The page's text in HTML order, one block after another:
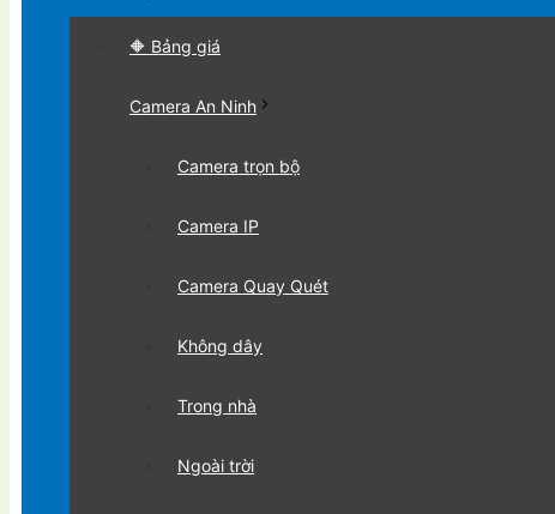
🔶 Bảng giá
Camera An Ninh
Camera trọn bộ
Camera IP
Camera Quay Quét
Không dây
Trong nhà
Ngoài trời